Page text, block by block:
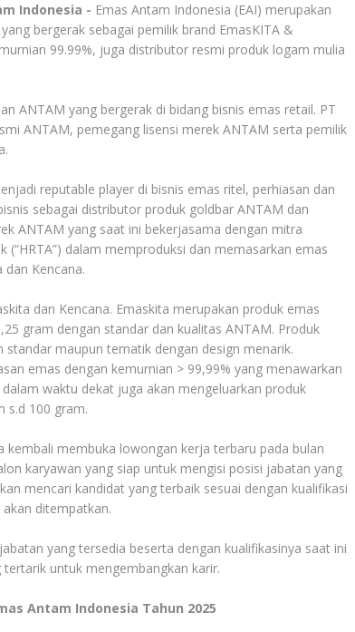
Indonesia - Emas Antam Indonesia (EAI) merupakan
bergerak sebagai pemilik brand EmasKITA &
99.99%, juga distributor resmi produk logam mulia
ANTAM yang bergerak di bidang bisnis emas retail. PT
ANTAM, pemegang lisensi merek ANTAM serta pemilik
reputable player di bisnis emas ritel, perhiasan dan
sebagai distributor produk goldbar ANTAM dan
ANTAM yang saat ini bekerjasama dengan mitra
(“HRTA”) dalam memproduksi dan memasarkan emas
Kencana.
dan Kencana. Emaskita merupakan produk emas
gram dengan standar dan kualitas ANTAM. Produk
standar maupun tematik dengan design menarik.
emas dengan kemurnian > 99,99% yang menawarkan
waktu dekat juga akan mengeluarkan produk
s.d 100 gram.
kembali membuka lowongan kerja terbaru pada bulan
karyawan yang siap untuk mengisi posisi jabatan yang
mencari kandidat yang terbaik sesuai dengan kualifikasi
ditempatkan.
yang tersedia beserta dengan kualifikasinya saat ini
untuk mengembangkan karir.
Antam Indonesia Tahun 2025